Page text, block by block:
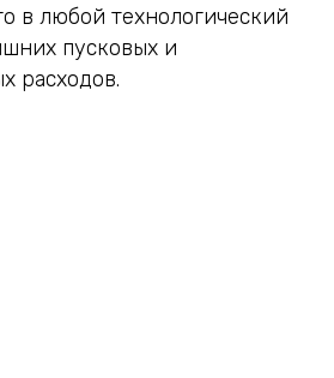
в любой технологический
пусковых и
расходов.